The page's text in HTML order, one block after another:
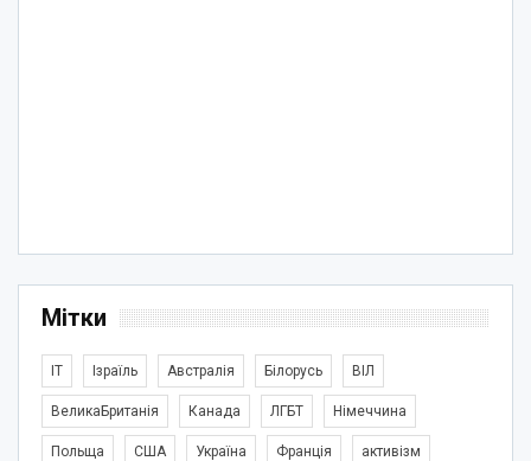
Мітки
IT Ізраїль Австралія Білорусь ВІЛ
ВеликаБританія Канада ЛГБТ Німеччина
Польща США Україна Франція активізм